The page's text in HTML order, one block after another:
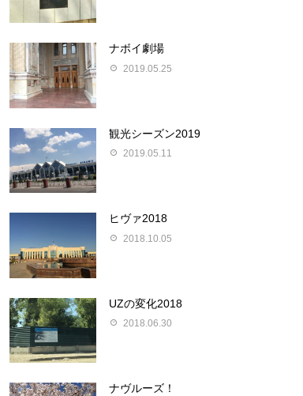
ナボイ劇場
2019.05.25
観光シーズン2019
2019.05.11
ヒヴァ2018
2018.10.05
UZの変化2018
2018.06.30
ナヴルーズ！